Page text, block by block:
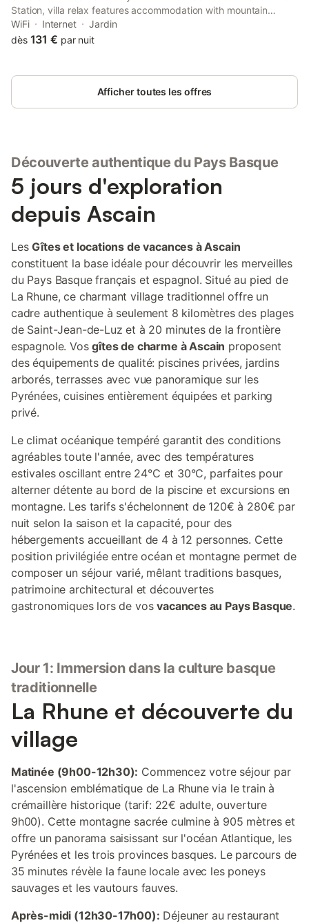
Station, villa relax features accommodation with mountain
views, free WiFi and free private parking. The property features
river and garden views, and is 6.
WiFi Internet
Jardin
dès 131 € par nuit
Afficher toutes les offres
Découverte authentique du Pays Basque
5 jours d'exploration
depuis Ascain
LesGîtes et locations de vacances à Ascain
constituent la base idéale pour découvrir les merveilles
du Pays Basque français et espagnol. Situé au pied de
La Rhune, ce charmant village traditionnel offre un
cadre authentique à seulement 8 kilomètres des plages
de Saint-Jean-de-Luz et à 20 minutes de la frontière
espagnole. Vosgîtes de charme à Ascain proposent
des équipements de qualité: piscines privées, jardins
arborés, terrasses avec vue panoramique sur les
Pyrénées, cuisines entièrement équipées et parking
privé.
Le climat océanique tempéré garantit des conditions
agréables toute l'année, avec des températures
estivales oscillant entre 24°C et 30°C, parfaites pour
alterner détente au bord de la piscine et excursions en
montagne. Les tarifs s'échelonnent de 120€ à 280€ par
nuit selon la saison et la capacité, pour des
hébergements accueillant de 4 à 12 personnes. Cette
position privilégiée entre océan et montagne permet de
composer un séjour varié, mêlant traditions basques,
patrimoine architectural et découvertes
gastronomiques lors de vosvacances au Pays Basque.
Jour 1: Immersion dans la culture basque
traditionnelle
La Rhune et découverte du
village
Matinée (9h00-12h30): Commencez votre séjour par
l'ascension emblématique de La Rhune via le train à
crémaillère historique (tarif: 22€ adulte, ouverture
9h00). Cette montagne sacrée culmine à 905 mètres et
offre un panorama saisissant sur l'océan Atlantique, les
Pyrénées et les trois provinces basques. Le parcours de
35 minutes révèle la faune locale avec les poneys
sauvages et les vautours fauves.
Après-midi (12h30-17h00): Déjeuner au restaurant